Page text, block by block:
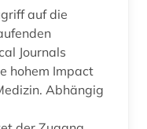
auf die
Journals
hohem Impact